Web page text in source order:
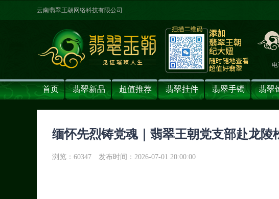
云南翡翠王朝网络科技有限公司
首页 翡翠新品 超值推荐 翡翠挂件 翡翠手镯 翡翠
缅怀先烈铸党魂｜翡翠王朝党支部赴龙
浏览：60347 发布时间：2026-07-01 20:00:00